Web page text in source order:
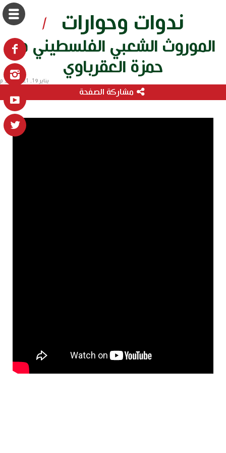
ندوات وحوارات
/
الموروث الشعبي الفلسطيني مع
حمزة العقرباوي
يناير 19, 2021 3:46 م
مشاركة الصفحة